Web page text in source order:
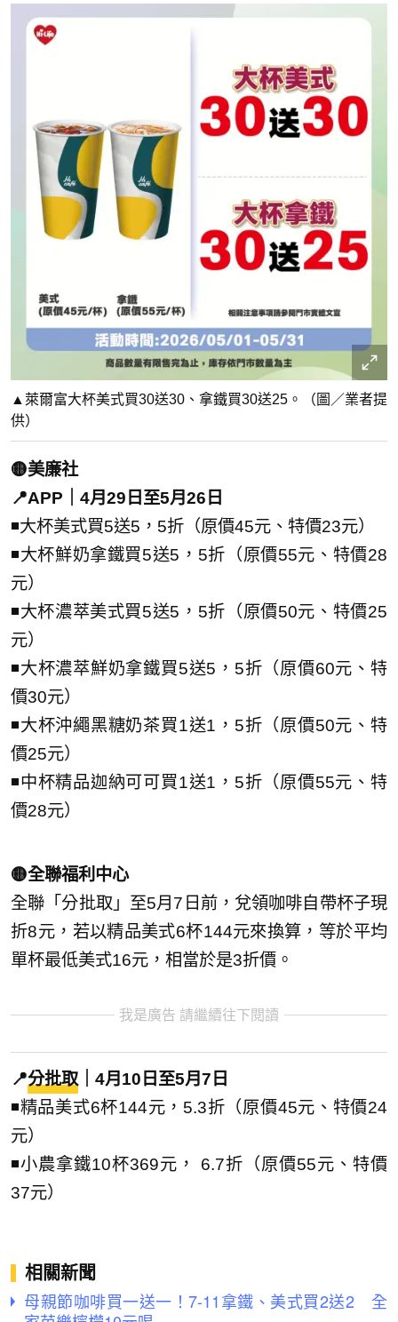
▲萊爾富大杯美式買30送30、拿鐵買30送25。（圖／業者提
供）
🟡美廉社
📍APP｜4月29日至5月26日
◾大杯美式買5送5，5折（原價45元、特價23元）
◾大杯鮮奶拿鐵買5送5，5折（原價55元、特價28
元）
◾大杯濃萃美式買5送5，5折（原價50元、特價25
元）
◾大杯濃萃鮮奶拿鐵買5送5，5折（原價60元、特
價30元）
◾大杯沖繩黑糖奶茶買1送1，5折（原價50元、特
價25元）
◾中杯精品迦納可可買1送1，5折（原價55元、特
價28元）
🟡全聯福利中心
全聯「分批取」至5月7日前，兌領咖啡自帶杯子現
折8元，若以精品美式6杯144元來換算，等於平均
單杯最低美式16元，相當於是3折價。
我是廣告 請繼續往下閱讀
📍分批取 ｜4月10日至5月7日
◾精品美式6杯144元，5.3折（原價45元、特價24
元）
◾小農拿鐵10杯369元， 6.7折（原價55元、特價
37元）
相關新聞
母親節咖啡買一送一！7-11拿鐵、美式買2送2 全